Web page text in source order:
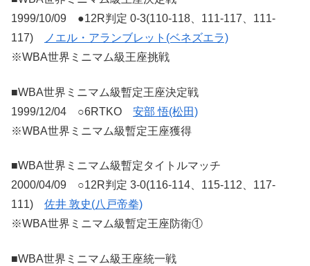
1999/10/09 ●12R判定 0-3(110-118、111-117、111-
117)
ノエル・アランブレット(ベネズエラ)
※WBA世界ミニマム級王座挑戦
■WBA世界ミニマム級暫定王座決定戦
1999/12/04 ○6RTKO 安部 悟(松田)
※WBA世界ミニマム級暫定王座獲得
■WBA世界ミニマム級暫定タイトルマッチ
2000/04/09 ○12R判定 3-0(116-114、115-112、117-
111) 佐井 敦史(八戸帝拳)
※WBA世界ミニマム級暫定王座防衛①
■WBA世界ミニマム級王座統一戦